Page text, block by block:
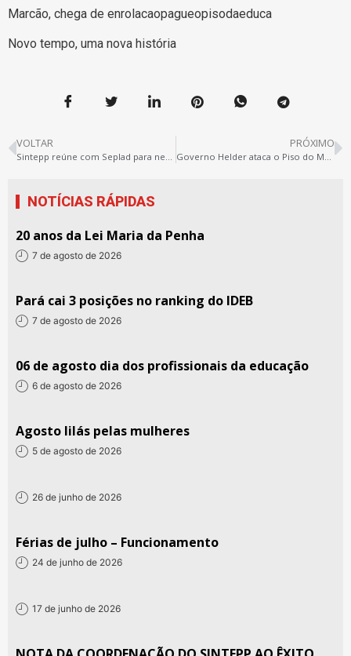
Marcão, chega de enrolacaopagueopisodaeduca
Novo tempo, uma nova história
VOLTAR PRÓXIMO
NOTÍCIAS RÁPIDAS
20 anos da Lei Maria da Penha
7 de agosto de 2026
Pará cai 3 posições no ranking do IDEB
7 de agosto de 2026
06 de agosto dia dos profissionais da educação
6 de agosto de 2026
Agosto lilás pelas mulheres
5 de agosto de 2026
26 de junho de 2026
Férias de julho – Funcionamento
24 de junho de 2026
17 de junho de 2026